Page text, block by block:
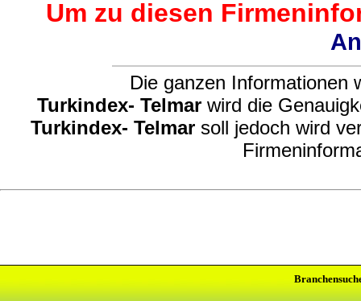
Um zu diesen
Die ganzen Informationen
Turkindex- Telmar wird die
Turkindex- Telmar soll jedoch wird